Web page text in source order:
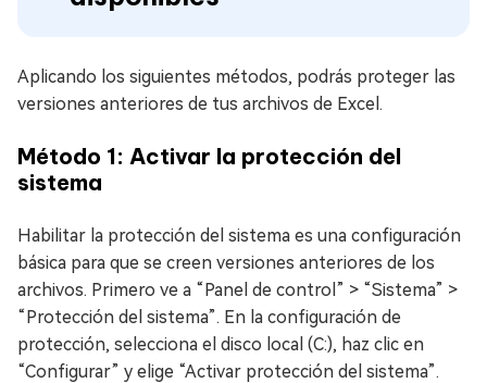
Aplicando los siguientes métodos, podrás proteger las
versiones anteriores de tus archivos de Excel.
Método 1: Activar la protección del
sistema
Habilitar la protección del sistema es una configuración
básica para que se creen versiones anteriores de los
archivos. Primero ve a “Panel de control” > “Sistema” >
“Protección del sistema”. En la configuración de
protección, selecciona el disco local (C:), haz clic en
“Configurar” y elige “Activar protección del sistema”.